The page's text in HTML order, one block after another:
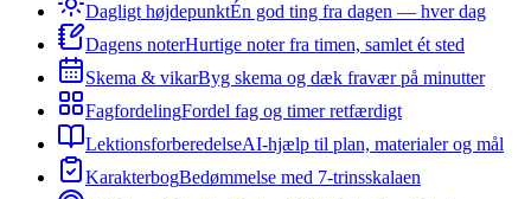
Dagligt højdepunktÉn god ting fra dagen — hver dag
Dagens noterHurtige noter fra timen, samlet ét sted
Skema & vikarByg skema og dæk fravær på minutter
FagfordelingFordel fag og timer retfærdigt
LektionsforberedelseAI-hjælp til plan, materialer og mål
KarakterbogBedømmelse med 7-trinsskalaen